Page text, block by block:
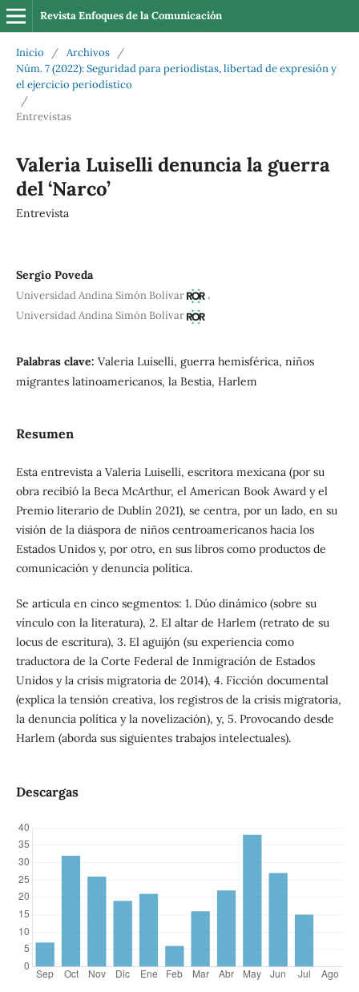
Revista Enfoques de la Comunicación
Inicio / Archivos
/
Núm. 7 (2022): Seguridad para periodistas, libertad de expresión y
el ejercicio periodístico
/
Entrevistas
Valeria Luiselli denuncia la guerra
del ‘Narco’
Entrevista
Sergio Poveda
Universidad Andina Simón Bolívar
,
Universidad Andina Simón Bolívar
Palabras clave: Valeria Luiselli, guerra hemisférica, niños
migrantes latinoamericanos, la Bestia, Harlem
Resumen
Esta entrevista a Valeria Luiselli, escritora mexicana (por su
obra recibió la Beca McArthur, el American Book Award y el
Premio literario de Dublín 2021), se centra, por un lado, en su
visión de la diáspora de niños centroamericanos hacia los
Estados Unidos y, por otro, en sus libros como productos de
comunicación y denuncia política.
Se articula en cinco segmentos: 1. Dúo dinámico (sobre su
vínculo con la literatura), 2. El altar de Harlem (retrato de su
locus de escritura), 3. El aguijón (su experiencia como
traductora de la Corte Federal de Inmigración de Estados
Unidos y la crisis migratoria de 2014), 4. Ficción documental
(explica la tensión creativa, los registros de la crisis migratoria,
la denuncia política y la novelización), y, 5. Provocando desde
Harlem (aborda sus siguientes trabajos intelectuales).
Descargas